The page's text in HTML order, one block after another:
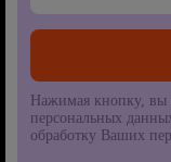
Нажимая кнопку, вы
персональных
обработку Ваших